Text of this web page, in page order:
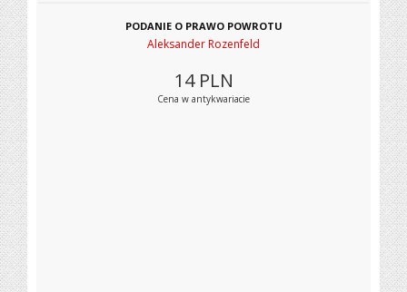
PODANIE O PRAWO POWROTU
Aleksander Rozenfeld
14 PLN
Cena w antykwariacie